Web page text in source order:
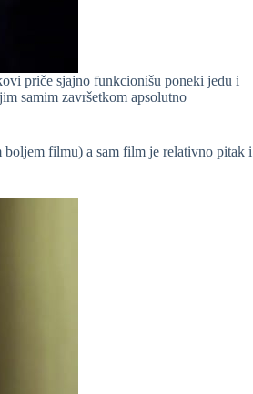
priče sjajno funkcionišu poneki jedu i
samim završetkom apsolutno
boljem filmu) a sam film je relativno pitak i